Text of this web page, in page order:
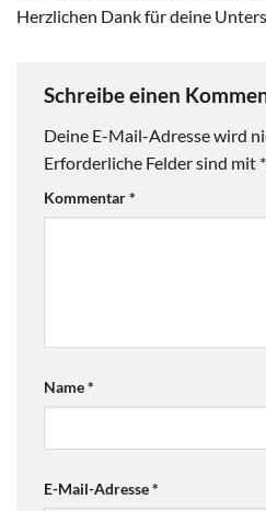
Herzlichen Dank für deine
Schreibe einen
Deine E-Mail-Adresse wird
Erforderliche Felder sind mit *
Kommentar*
Name*
E-Mail-Adresse*